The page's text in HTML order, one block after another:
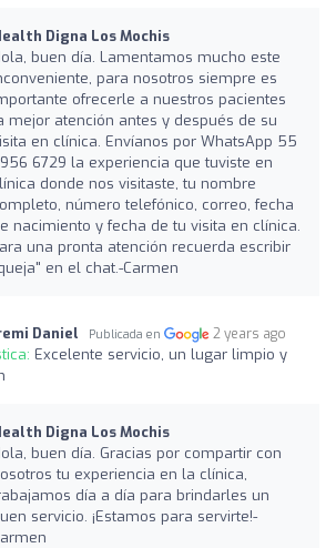
Digna Los Mochis
buen día. Lamentamos mucho este
para nosotros siempre es
ofrecerle a nuestros pacientes
mejor atención antes y después de su
en clínica. Envíanos por WhatsApp 55
6729 la experiencia que tuviste en
donde nos visitaste, tu nombre
número telefónico, correo, fecha
nacimiento y fecha de tu visita en clínica.
una pronta atención recuerda escribir
en el chat.-Carmen
Daniel Publicada en 2 years ago
Excelente servicio, un lugar limpio y
Digna Los Mochis
buen día. Gracias por compartir con
tu experiencia en la clínica,
día a día para brindarles un
servicio. ¡Estamos para servirte!-